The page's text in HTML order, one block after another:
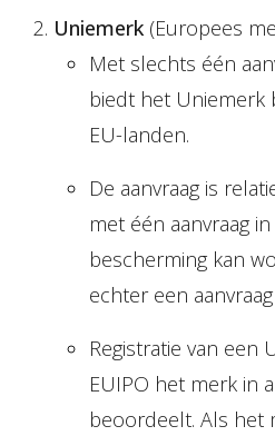
Uniemerk (Europees
Met slechts één
biedt het Uniemerk
EU-landen.
De aanvraag is
met één aanvraag
bescherming kan
echter een
Registratie van een
EUIPO het merk in
beoordeelt. Als het